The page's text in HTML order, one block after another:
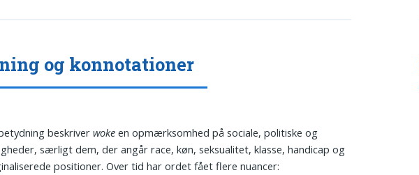
og konnotationer
beskriverwoke en opmærksomhed på sociale, politiske og
særligt dem, der angår race, køn, seksualitet, klasse, handicap og
positioner. Over tid har ordet fået flere nuancer: